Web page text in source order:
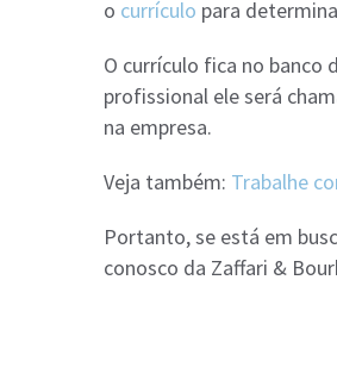
o currículo para
O currículo fica no banco
profissional ele será
na empresa.
Veja também: Trabalhe
Portanto, se está em
conosco da Zaffari &